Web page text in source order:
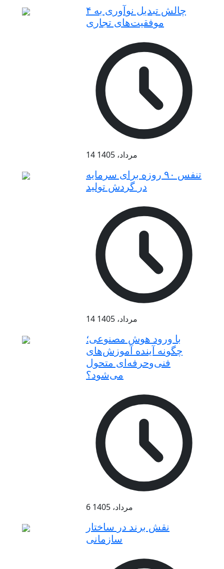
۴ چالش تبدیل نوآوری به
موفقیت‌های تجاری
14 مرداد، 1405
تنفس ۹۰ روزه برای سرمایه
در گردش تولید
14 مرداد، 1405
با ورود هوش مصنوعی؛
چگونه آینده آموزش‌های
فنی‌وحرفه‌ای متحول
می‌شود؟
6 مرداد، 1405
نقش برند در ساختار
سازمانی